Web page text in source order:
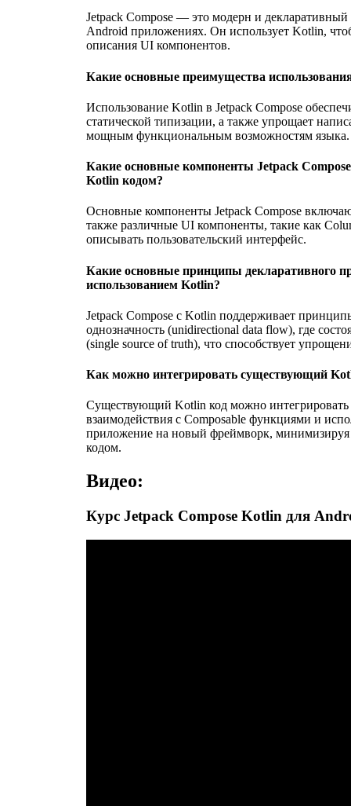
Jetpack Compose — это модерн и
Android приложениях. Он использует Kotlin,
описания UI компонентов.
Какие основные преимущества
Использование Kotlin в Jetpack Compose
статической типизации, а также упрощает
мощным функциональным возможностям языка.
Какие основные компоненты Jetpack
Kotlin кодом?
Основные компоненты Jetpack Compose
также различные UI компоненты, такие как
описывать пользовательский интерфейс.
Какие основные принципы декларативного
использованием Kotlin?
Jetpack Compose с Kotlin поддерживает
однозначность (unidirectional data flow), где
(single source of truth), что способствует
Как можно интегрировать существующий
Существующий Kotlin код можно интегрировать
взаимодействия с Composable функциями и
приложение на новый фреймворк,
кодом.
Видео:
Курс Jetpack Compose Kotlin для